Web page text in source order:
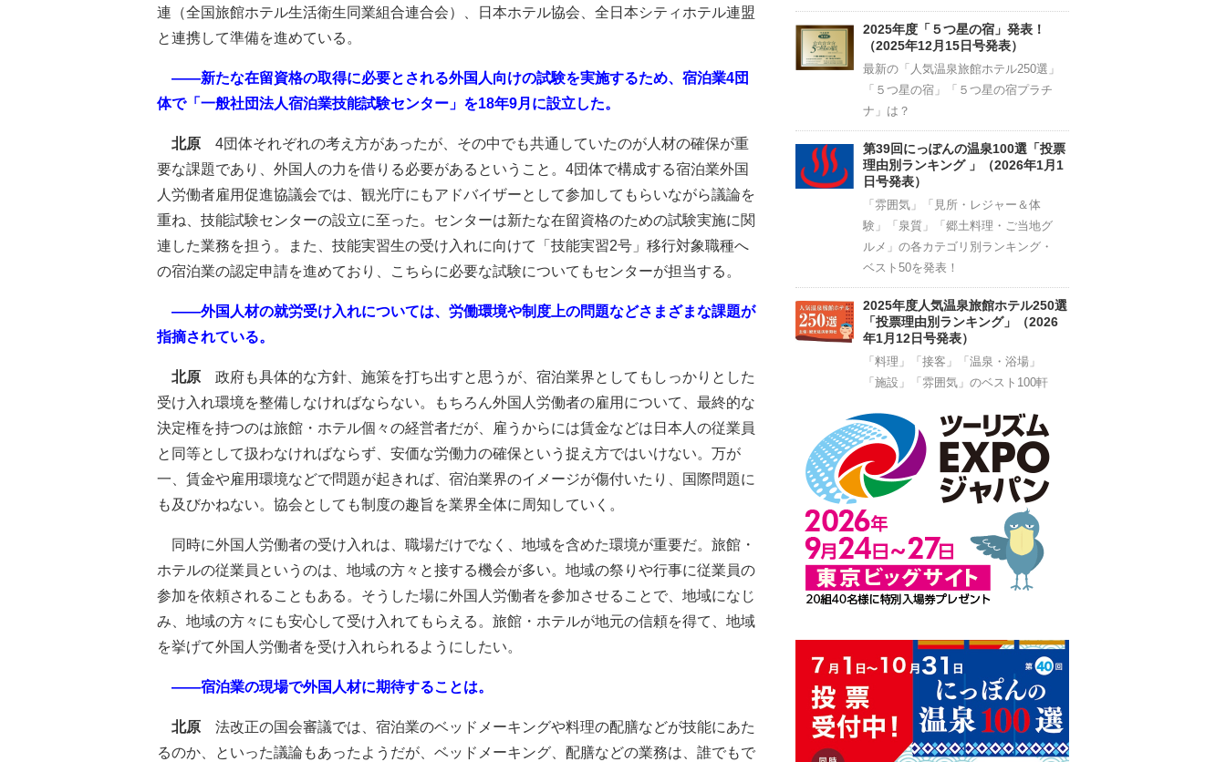
連（全国旅館ホテル生活衛生同業組合連合会）、日本ホテル協会、全日本シティホテル連盟
と連携して準備を進めている。
――新たな在留資格の取得に必要とされる外国人向けの試験を実施するため、宿泊業4団
体で「一般社団法人宿泊業技能試験センター」を18年9月に設立した。
北原 4団体それぞれの考え方があったが、その中でも共通していたのが人材の確保が重
要な課題であり、外国人の力を借りる必要があるということ。4団体で構成する宿泊業外国
人労働者雇用促進協議会では、観光庁にもアドバイザーとして参加してもらいながら議論を
重ね、技能試験センターの設立に至った。センターは新たな在留資格のための試験実施に関
連した業務を担う。また、技能実習生の受け入れに向けて「技能実習2号」移行対象職種へ
の宿泊業の認定申請を進めており、こちらに必要な試験についてもセンターが担当する。
――外国人材の就労受け入れについては、労働環境や制度上の問題などさまざまな課題が
指摘されている。
北原 政府も具体的な方針、施策を打ち出すと思うが、宿泊業界としてもしっかりとした
受け入れ環境を整備しなければならない。もちろん外国人労働者の雇用について、最終的な
決定権を持つのは旅館・ホテル個々の経営者だが、雇うからには賃金などは日本人の従業員
と同等として扱わなければならず、安価な労働力の確保という捉え方ではいけない。万が
一、賃金や雇用環境などで問題が起きれば、宿泊業界のイメージが傷付いたり、国際問題に
も及びかねない。協会としても制度の趣旨を業界全体に周知していく。
同時に外国人労働者の受け入れは、職場だけでなく、地域を含めた環境が重要だ。旅館・
ホテルの従業員というのは、地域の方々と接する機会が多い。地域の祭りや行事に従業員の
参加を依頼されることもある。そうした場に外国人労働者を参加させることで、地域になじ
み、地域の方々にも安心して受け入れてもらえる。旅館・ホテルが地元の信頼を得て、地域
を挙げて外国人労働者を受け入れられるようにしたい。
――宿泊業の現場で外国人材に期待することは。
北原 法改正の国会審議では、宿泊業のベッドメーキングや料理の配膳などが技能にあた
るのか、といった議論もあったようだが、ベッドメーキング、配膳などの業務は、誰でもで
2025年度「５つ星の宿」発表！
（2025年12月15日号発表）
最新の「人気温泉旅館ホテル250選」
「５つ星の宿」「５つ星の宿プラチ
ナ」は？
第39回にっぽんの温泉100選「投票
理由別ランキング 」（2026年1月1
日号発表）
「雰囲気」「見所・レジャー＆体
験」「泉質」「郷土料理・ご当地グ
ルメ」の各カテゴリ別ランキング・
ベスト50を発表！
2025年度人気温泉旅館ホテル250選
「投票理由別ランキング」（2026
年1月12日号発表）
「料理」「接客」「温泉・浴場」
「施設」「雰囲気」のベスト100軒